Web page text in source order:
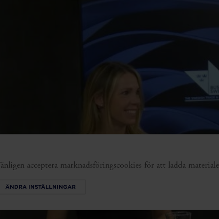
acceptera marknadsföringscookies för att ladda
ÄNDRA INSTÄLLNINGAR